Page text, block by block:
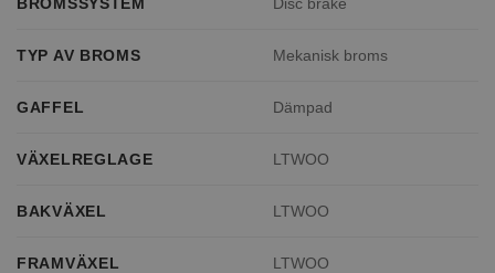
TYP AV BROMS Mekanisk broms
GAFFEL Dämpad
VÄXELREGLAGE LTWOO
BAKVÄXEL LTWOO
FRAMVÄXEL LTWOO